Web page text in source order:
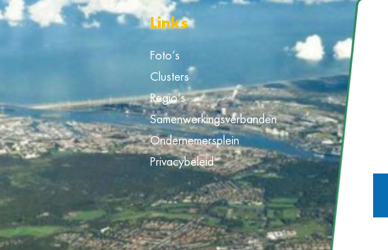
Links
Foto’s
Clusters
Regio’s
Samenwerkingsverbanden
Ondernemersplein
Privacybeleid